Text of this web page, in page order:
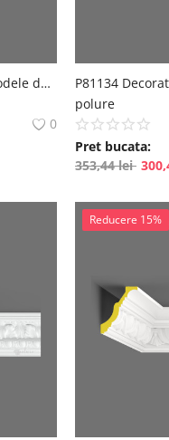
P81169 Poliuretan cu modele decorative
0
polure
Pret bucata:
353,44lei
Reducere 15%